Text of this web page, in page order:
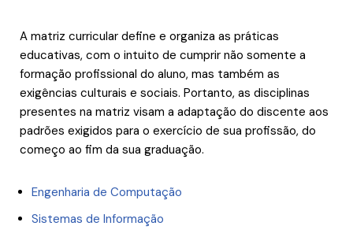
A matriz curricular define e organiza as práticas
educativas, com o intuito de cumprir não somente a
formação profissional do aluno, mas também as
exigências culturais e sociais. Portanto, as disciplinas
presentes na matriz visam a adaptação do discente aos
padrões exigidos para o exercício de sua profissão, do
começo ao fim da sua graduação.
Engenharia de Computação
Sistemas de Informação